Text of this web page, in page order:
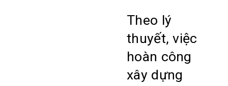
Theo lý
thuyết, việc
hoàn công
xây dựng